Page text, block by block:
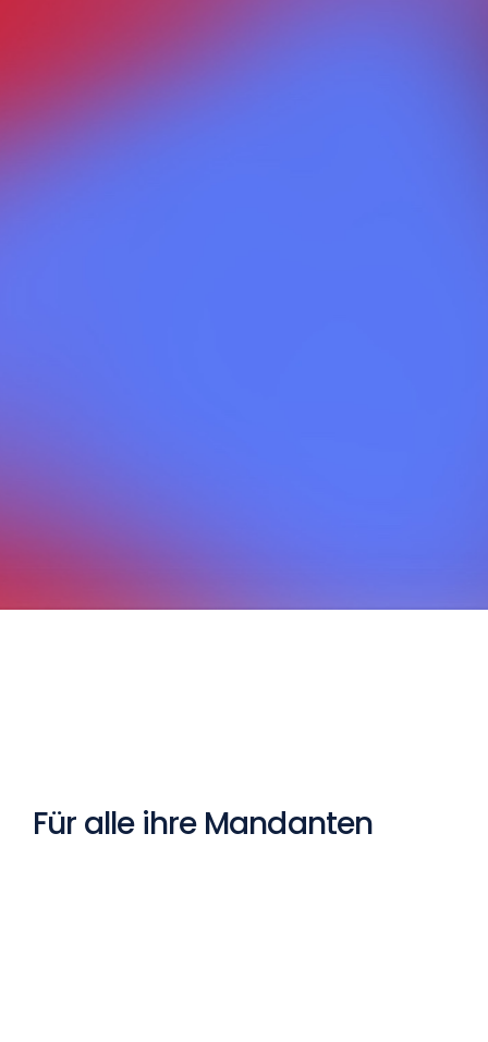
Für alle ihre Mandanten